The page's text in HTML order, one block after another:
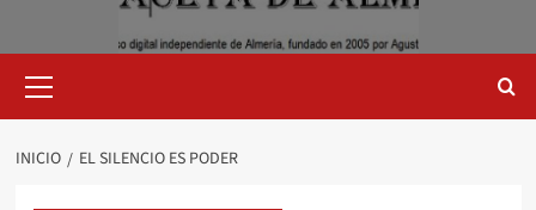
primario
INICIO EL SILENCIO ES PODER